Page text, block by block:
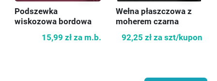
Podszewka
wiskozowa bordowa
15,99 zł za m.b.
Wełna płaszczowa z
moherem czarna
92,25 zł za szt/kupon